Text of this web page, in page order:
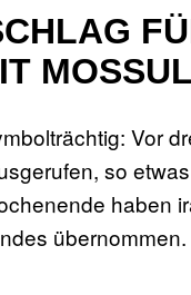
MOSSUL
Vor
so
haben
übernommen.